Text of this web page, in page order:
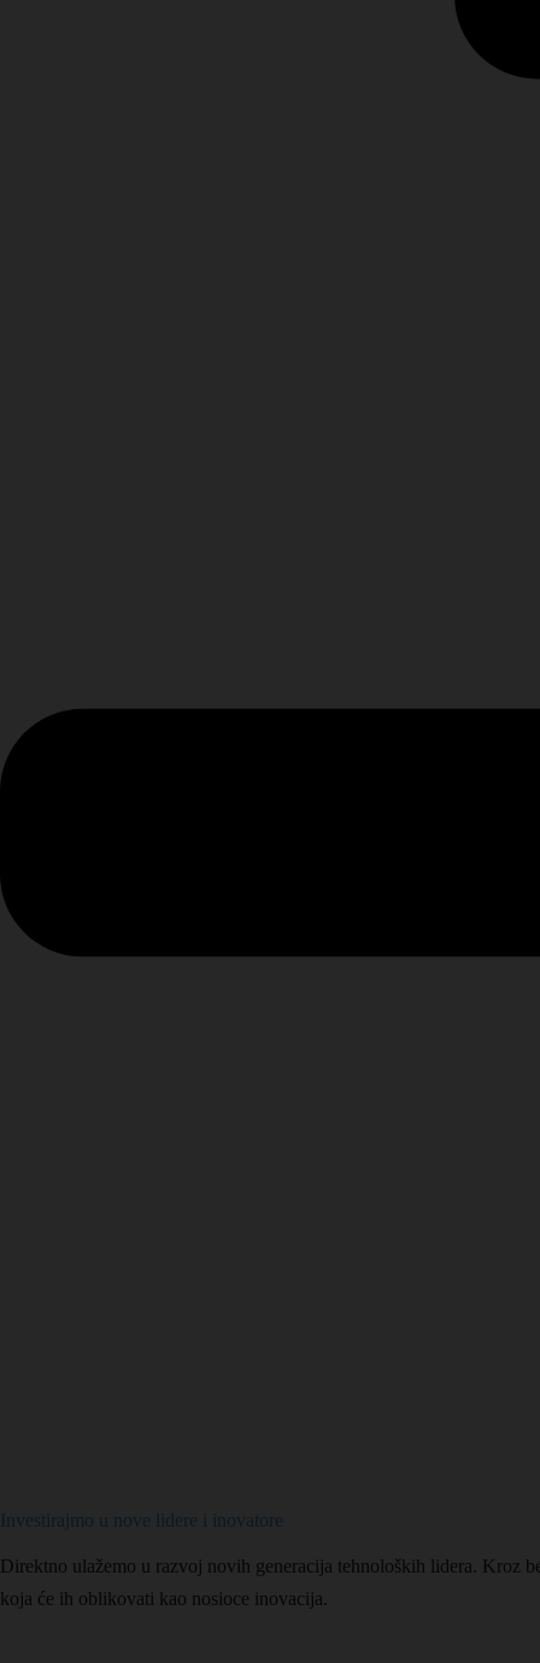
Investirajmo u nove lidere i inovatore
Direktno ulažemo u razvoj novih generacija tehnoloških lidera. Kroz
koja će ih oblikovati kao nosioce inovacija.